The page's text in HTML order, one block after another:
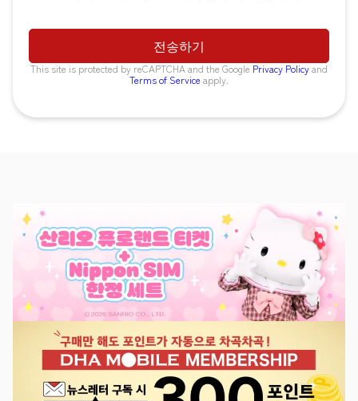
This site is protected by reCAPTCHA and the Google Privacy Policyand
Terms of Service apply.